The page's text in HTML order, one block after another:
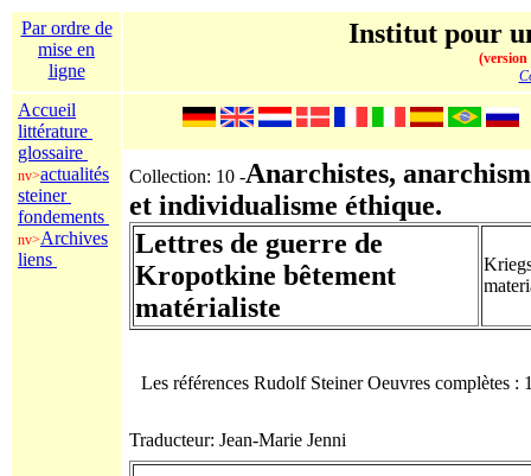
Par ordre de
mise en
ligne
Institut pour
(version
Accueil
littérature
glossaire
nv>actualités
steiner
fondements
nv>Archives
liens
Collection: 10 -Anarchistes,
et individualisme éthique.
Lettres de guerre de
Kropotkine bêtement
matérialiste
Les références Rudolf Steiner Oeuvres complètes
Traducteur: Jean-Marie Jenni